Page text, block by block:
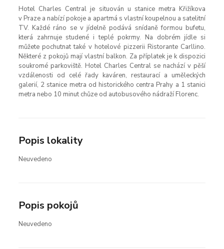
Hotel Charles Central je situován u stanice metra Křižíkova
v Praze a nabízí pokoje a apartmá s vlastní koupelnou a satelitní
TV. Každé ráno se v jídelně podává snídaně formou bufetu,
která zahrnuje studené i teplé pokrmy. Na dobrém jídle si
můžete pochutnat také v hotelové pizzerii Ristorante Carllino.
Některé z pokojů mají vlastní balkon. Za příplatek je k dispozici
soukromé parkoviště. Hotel Charles Central se nachází v pěší
vzdálenosti od celé řady kaváren, restaurací a uměleckých
galerií, 2 stanice metra od historického centra Prahy a 1 stanici
metra nebo 10 minut chůze od autobusového nádraží Florenc.
Popis lokality
Neuvedeno
Popis pokojů
Neuvedeno